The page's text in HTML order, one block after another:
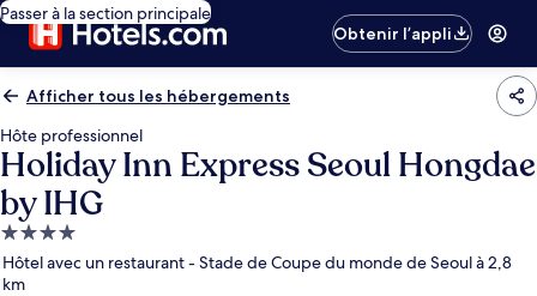
Passer à la section principale
Obtenir l’appli
Afficher tous les hébergements
Hôte professionnel
Holiday Inn Express Seoul Hongdae
by IHG
Hébergement
4.0 étoiles
Hôtel avec un restaurant - Stade de Coupe du monde de Seoul à 2,8
km